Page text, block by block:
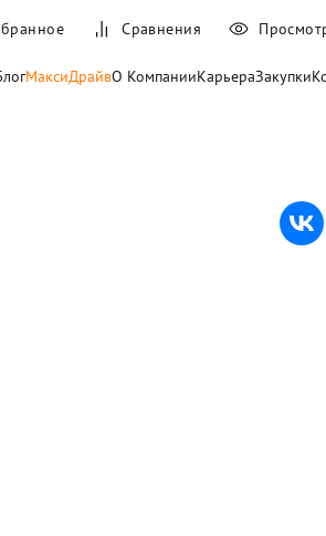
МаксиДрайвО КомпанииКарьераЗакупки
Сравнения